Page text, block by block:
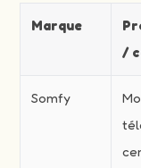
Marque
/
Somfy